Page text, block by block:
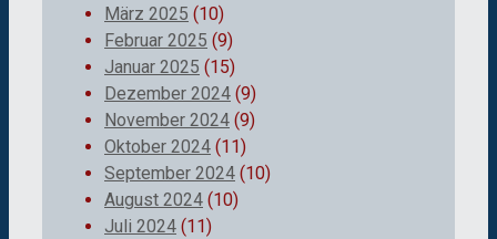
März 2025 (10)
Februar 2025 (9)
Januar 2025 (15)
Dezember 2024 (9)
November 2024 (9)
Oktober 2024 (11)
September 2024 (10)
August 2024 (10)
Juli 2024 (11)